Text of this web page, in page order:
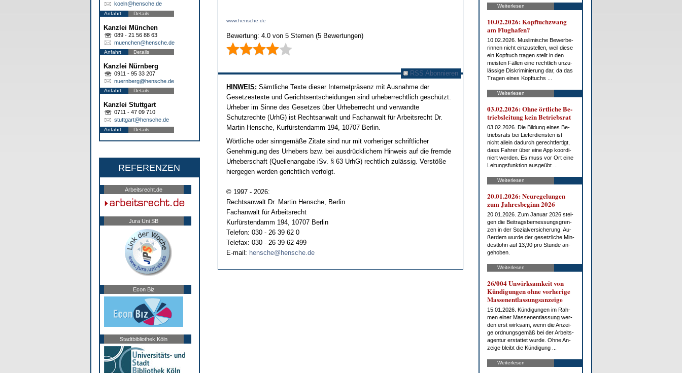
koeln@hensche.de
Anfahrt Details
Kanzlei München
089 - 21 56 88 63
muenchen@hensche.de
Anfahrt Details
Kanzlei Nürnberg
0911 - 95 33 207
nuernberg@hensche.de
Anfahrt Details
Kanzlei Stuttgart
0711 - 47 09 710
stuttgart@hensche.de
Anfahrt Details
REFERENZEN
Arbeitsrecht.de
Jura Uni SB
Econ Biz
Stadtbibliothek Köln
www.hensche.de
Bewertung: 4.0von 5Sternen(5Bewertungen)
RSS Abonnieren
HINWEIS: Sämtliche Texte dieser Internetpräsenz mit Ausnahme der
Gesetzestexte und Gerichtsentscheidungen sind urheberrechtlich geschützt.
Urheber im Sinne des Gesetzes über Urheberrecht und verwandte
Schutzrechte (UrhG) ist Rechtsanwalt und Fachanwalt für Arbeitsrecht Dr.
Martin Hensche, Kurfürstendamm 194, 10707 Berlin.
Wörtliche oder sinngemäße Zitate sind nur mit vorheriger schriftlicher
Genehmigung des Urhebers bzw. bei ausdrücklichem Hinweis auf die fremde
Urheberschaft (Quellenangabe iSv. § 63 UrhG) rechtlich zulässig. Verstöße
hiergegen werden gerichtlich verfolgt.
© 1997 - 2026:
Rechtsanwalt Dr. Martin Hensche, Berlin
Fachanwalt für Arbeitsrecht
Kurfürstendamm 194, 10707 Berlin
Telefon: 030 - 26 39 62 0
Telefax: 030 - 26 39 62 499
E-mail: hensche@hensche.de
Weiterlesen
10.02.2026: Kopf­tuch­zwang
am Flug­ha­fen?
10.02.2026. Mus­li­mi­sche Be­wer­be­
rin­nen nicht ein­zu­stel­len, weil die­se
ein Kopf­tuch tra­gen stellt in den
meis­ten Fäl­len ei­ne recht­lich un­zu­
läs­si­ge Dis­kri­mi­nie­rung dar, da das
Tra­gen ei­nes Kopf­tuchs ...
Weiterlesen
03.02.2026: Oh­ne ört­li­che Be­
triebs­lei­tung kein Be­triebs­rat
03.02.2026. Die Bil­dung ei­nes Be­
triebs­rats bei Lie­fer­diens­ten ist
nicht al­lein da­durch ge­recht­fer­tigt,
dass Fah­rer über ei­ne App ko­or­di­
niert wer­den. Es muss vor Ort ei­ne
Lei­tungs­funk­ti­on aus­ge­übt ...
Weiterlesen
20.01.2026: Neu­re­ge­lun­gen
zum Jah­res­be­ginn 2026
20.01.2026. Zum Ja­nu­ar 2026 stei­
gen die Bei­trags­be­mes­sungs­gren­
zen in der So­zi­al­ver­si­che­rung. Au­
ßer­dem wur­de der ge­setz­li­che Min­
dest­lohn auf 13,90 pro St­un­de an­
ge­ho­ben.
Weiterlesen
26/004 Un­wirk­sam­keit von
Kün­di­gun­gen oh­ne vor­he­ri­ge
Mas­sen­ent­las­sungs­an­zei­ge
15.01.2026. Kün­di­gun­gen im Rah­
men ei­ner Mas­sen­ent­las­sung wer­
den erst wirk­sam, wenn die An­zei­
ge ord­nungs­ge­mäß bei der Ar­beits­
agen­tur er­stat­tet wur­de. Oh­ne An­
zei­ge bleibt die Kün­di­gung ...
Weiterlesen